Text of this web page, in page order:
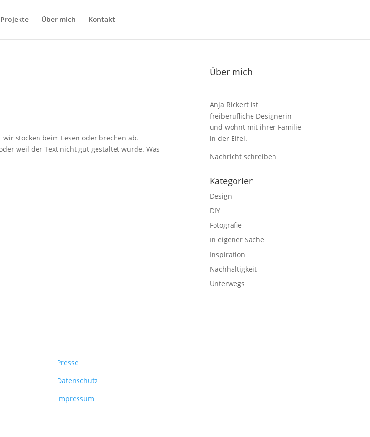
Projekte Über mich Kontakt
stocken beim Lesen oder brechen ab.
weil der Text nicht gut gestaltet wurde. Was
Über mich
Anja Rickert ist
freiberufliche Designerin
und wohnt mit ihrer Familie
in der Eifel.
Nachricht schreiben
Kategorien
Design
DIY
Fotografie
In eigener Sache
Inspiration
Nachhaltigkeit
Unterwegs
Presse
Datenschutz
Impressum